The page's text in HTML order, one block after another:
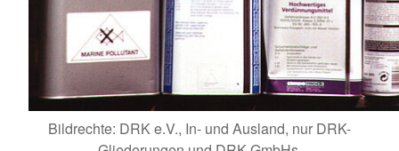
Bildrechte: DRK e.V., In- und Ausland, nur DRK-